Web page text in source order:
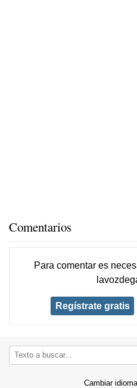
Comentarios
Para comentar es
Regístrate gratis
Cambiar